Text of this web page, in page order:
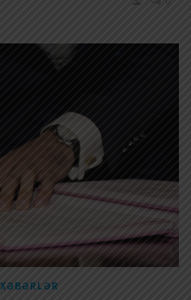
XƏBƏRLƏR